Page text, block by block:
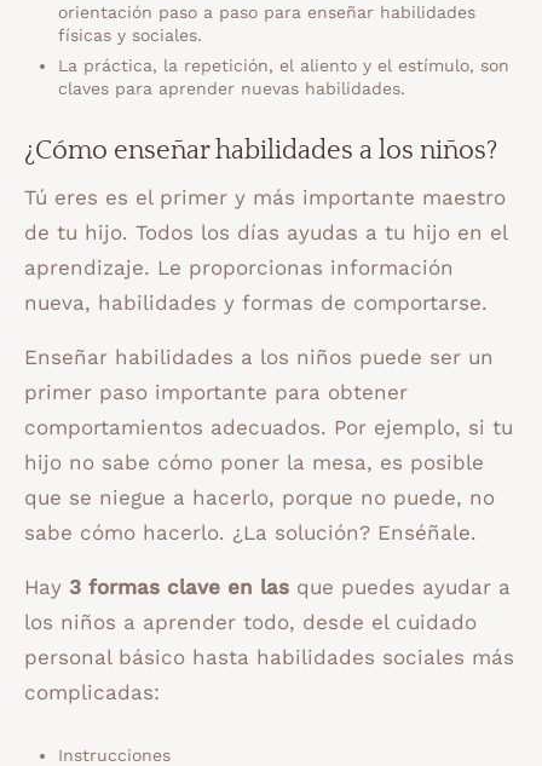
orientación paso a paso para enseñar habilidades
físicas y sociales.
La práctica, la repetición, el aliento y el estímulo, son
claves para aprender nuevas habilidades.
¿Cómo enseñar habilidades a los niños?
Tú eres es el primer y más importante maestro
de tu hijo. Todos los días ayudas a tu hijo en el
aprendizaje. Le proporcionas información
nueva, habilidades y formas de comportarse.
Enseñar habilidades a los niños puede ser un
primer paso importante para obtener
comportamientos adecuados. Por ejemplo, si tu
hijo no sabe cómo poner la mesa, es posible
que se niegue a hacerlo, porque no puede, no
sabe cómo hacerlo. ¿La solución? Enséñale.
Hay 3 formas clave en las que puedes ayudar a
los niños a aprender todo, desde el cuidado
personal básico hasta habilidades sociales más
complicadas:
Instrucciones